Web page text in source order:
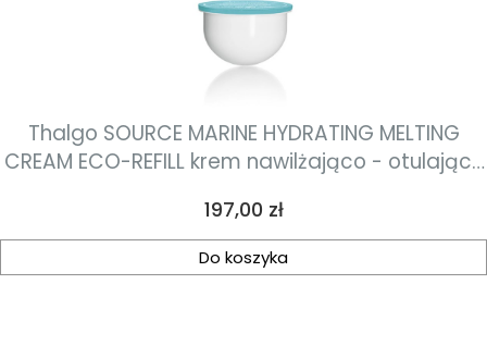
Thalgo SOURCE MARINE HYDRATING MELTING
CREAM ECO-REFILL krem nawilżająco - otulający
Cena
197,00 zł
Do koszyka